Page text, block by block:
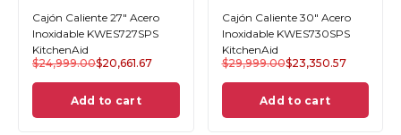
Cajón Caliente 27" Acero
Inoxidable KWES727SPS
KitchenAid
$24,999.00$20,661.67
Add to cart
Cajón Caliente 30" Acero
Inoxidable KWES730SPS
KitchenAid
$29,999.00$23,350.57
Add to cart